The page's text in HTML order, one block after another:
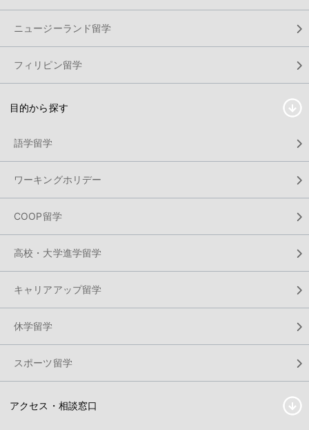
ニュージーランド留学
フィリピン留学
目的から探す
語学留学
ワーキングホリデー
COOP留学
高校・大学進学留学
キャリアアップ留学
休学留学
スポーツ留学
アクセス・相談窓口